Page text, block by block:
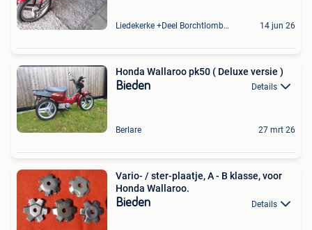
Liedekerke +Deel Borchtlombeek 14 jun 26
Honda Wallaroo pk50 ( Deluxe versie )
Bieden Details
Berlare 27 mrt 26
Vario- / ster-plaatje, A - B klasse, voor
Honda Wallaroo.
Bieden Details